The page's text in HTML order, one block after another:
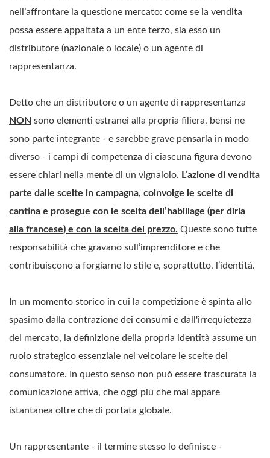
nell’affrontare la questione mercato: come se la vendita
possa essere appaltata a un ente terzo, sia esso un
distributore (nazionale o locale) o un agente di
rappresentanza.
Detto che un distributore o un agente di rappresentanza
NON sono elementi estranei alla propria filiera, bensì ne
sono parte integrante - e sarebbe grave pensarla in modo
diverso - i campi di competenza di ciascuna figura devono
essere chiari nella mente di un vignaiolo. L’azione di vendita
parte dalle scelte in campagna, coinvolge le scelte di
cantina e prosegue con le scelta dell’habillage (per dirla
alla francese) e con la scelta del prezzo. Queste sono tutte
responsabilità che gravano sull’imprenditore e che
contribuiscono a forgiarne lo stile e, soprattutto, l’identità.
In un momento storico in cui la competizione è spinta allo
spasimo dalla contrazione dei consumi e dall'irrequietezza
del mercato, la definizione della propria identità assume un
ruolo strategico essenziale nel veicolare le scelte del
consumatore. In questo senso non può essere trascurata la
comunicazione attiva, che oggi più che mai appare
istantanea oltre che di portata globale.
Un rappresentante - il termine stesso lo definisce -